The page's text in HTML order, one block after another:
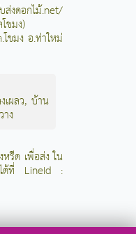
งดอกไม้.net/
ขมง)
ขมง อ.ท่าใหม่
ผลว,บ้าน
ง
รีด เพื่อส่ง ใน
ด้ที่ LineId :